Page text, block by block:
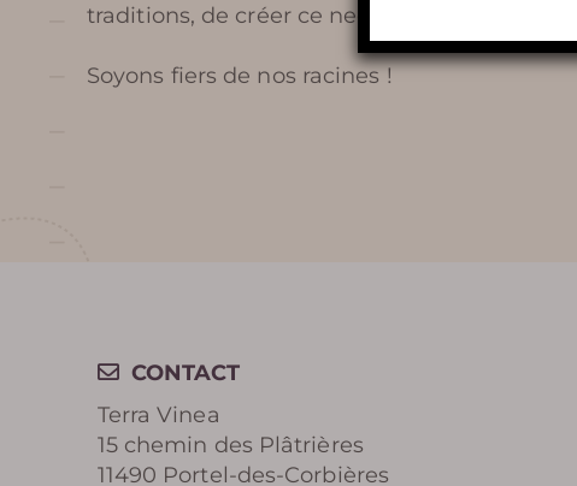
SERVICES ET BOUTIQUE
traditions, de créer ce nectar divin.
Soyons fiers de nos racines !
CONTACT
Terra Vinea
15 chemin des Plâtrières
11490 Portel-des-Corbières